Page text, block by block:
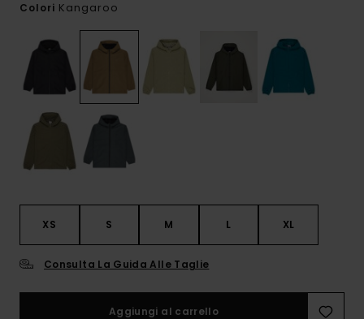
Colori Kangaroo
XS S M L XL
Consulta La Guida Alle Taglie
Aggiungi al carrello